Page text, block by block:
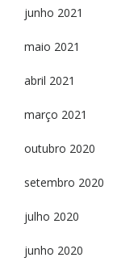
junho 2021
maio 2021
abril 2021
março 2021
outubro 2020
setembro 2020
julho 2020
junho 2020